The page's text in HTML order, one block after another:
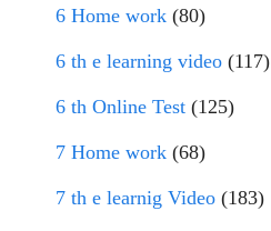
6 Home work (80)
6 th e learning video (117)
6 th Online Test (125)
7 Home work (68)
7 th e learnig Video (183)